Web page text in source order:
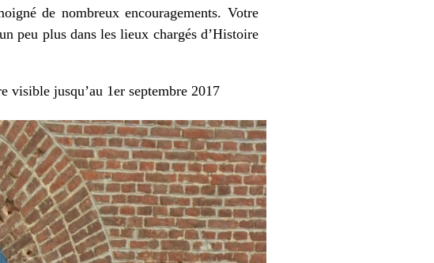
de nombreux encouragements. Votre
peu plus dans les lieux chargés d’Histoire
visible jusqu’au 1er septembre 2017